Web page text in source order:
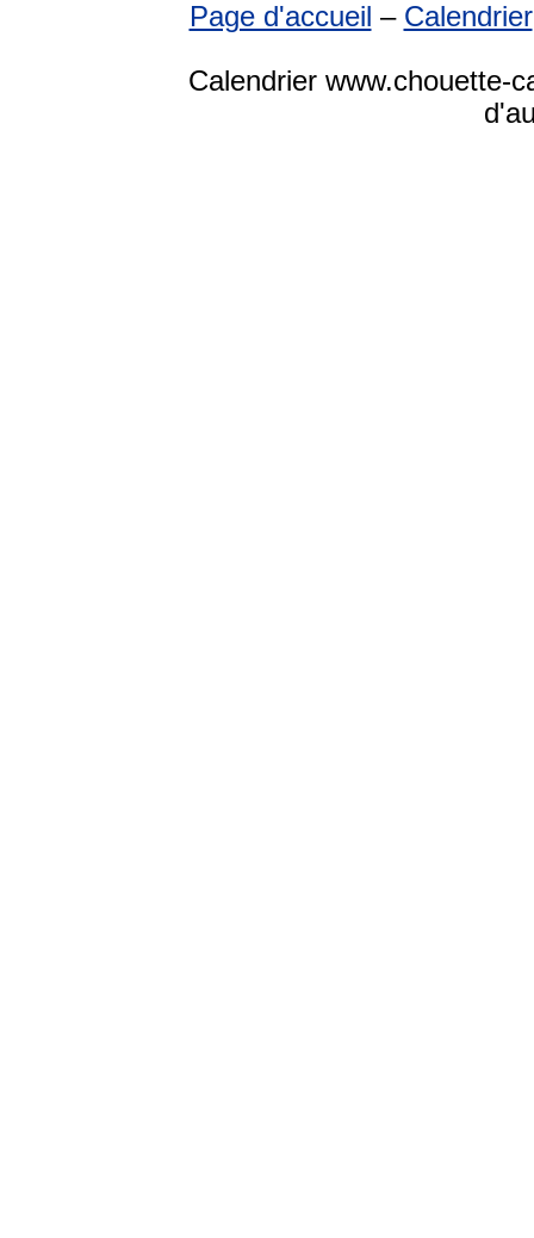
Page d'accueil – Calendrier
Calendrier www.chouette-